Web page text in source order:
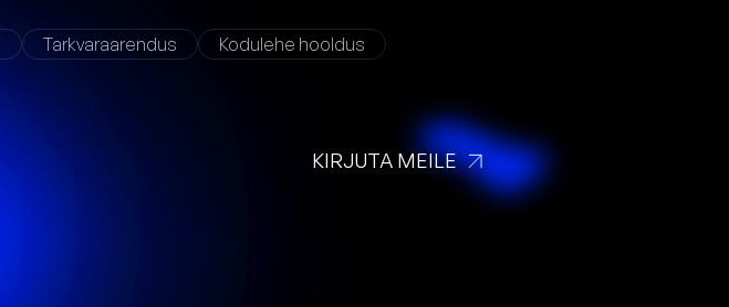
Tarkvaraarendus Kodulehe hooldus
KIRJUTA MEILE